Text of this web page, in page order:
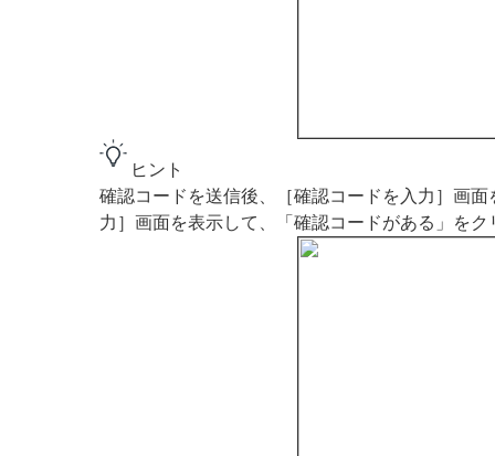
ヒント
確認コードを送信後、［確認コードを入力］画
力］画面を表示して、「確認コードがある」を